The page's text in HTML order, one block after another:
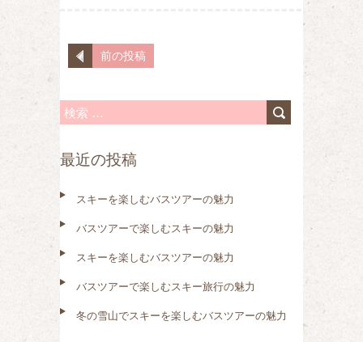
前の投稿
検
:最近の投稿
スキーを楽しむバスツアーの魅力
バスツアーで楽しむスキーの魅力
スキーを楽しむバスツアーの魅力
バスツアーで楽しむスキー旅行の魅力
冬の雪山でスキーを楽しむバスツアーの魅力